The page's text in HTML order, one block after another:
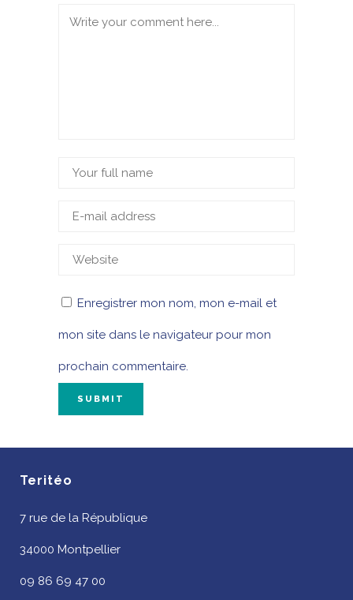
Enregistrer mon nom, mon e-mail et
mon site dans le navigateur pour mon
prochain commentaire.
Teritéo
7 rue de la République
34000 Montpellier
09 86 69 47 00